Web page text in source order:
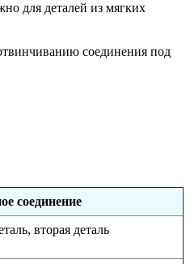
для деталей из мягких
соединения под
соединение
вторая деталь